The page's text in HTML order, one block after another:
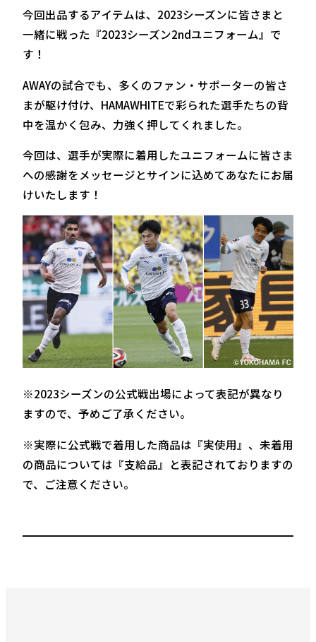
今回出品するアイテムは、2023シーズンに皆さまと
一緒に戦った『2023シーズン2ndユニフォーム』で
す！
AWAYの試合でも、多くのファン・サポーターの皆さ
まが駆け付け、HAMAWHITEで彩られた選手たちの背
中を温かく包み、力強く押してくれました。
今回は、選手が実際に着用したユニフォームに皆さま
への感謝をメッセージとサインに込めてあなたにお届
けいたします！
※2023シーズンの公式戦出場によって表記が異なり
ますので、予めご了承ください。
※実際に公式戦で着用した商品は『実使用』、未着用
の商品については『支給品』と表記されておりますの
で、ご注意ください。